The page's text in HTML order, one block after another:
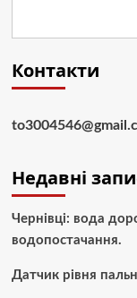
Контакти
Недавні
Чернівці: вода
водопостачання.
Датчик рівня